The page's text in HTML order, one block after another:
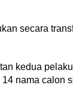
secara
kedua
nama calon